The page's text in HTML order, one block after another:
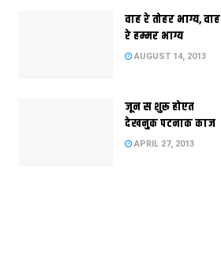
वाह रे तोहर भाग्य, वाह
रे हम्मर भाग्य
AUGUST 14, 2013
जून स शुरू होएत
देखनुक पटनाक काज
APRIL 27, 2013